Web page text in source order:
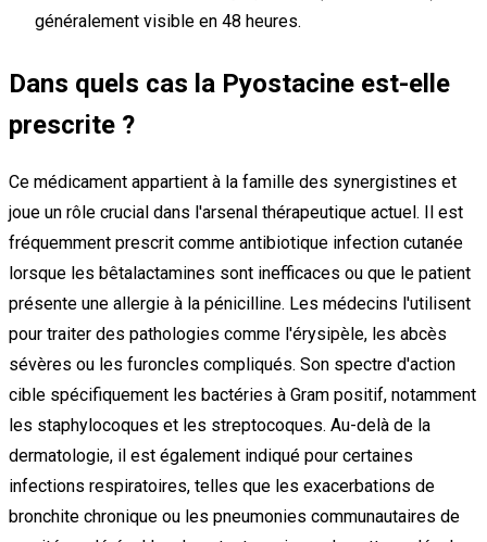
généralement visible en 48 heures.
Dans quels cas la Pyostacine est-elle
prescrite ?
Ce médicament appartient à la famille des synergistines et
joue un rôle crucial dans l'arsenal thérapeutique actuel. Il est
fréquemment prescrit comme antibiotique infection cutanée
lorsque les bêtalactamines sont inefficaces ou que le patient
présente une allergie à la pénicilline. Les médecins l'utilisent
pour traiter des pathologies comme l'érysipèle, les abcès
sévères ou les furoncles compliqués. Son spectre d'action
cible spécifiquement les bactéries à Gram positif, notamment
les staphylocoques et les streptocoques. Au-delà de la
dermatologie, il est également indiqué pour certaines
infections respiratoires, telles que les exacerbations de
bronchite chronique ou les pneumonies communautaires de